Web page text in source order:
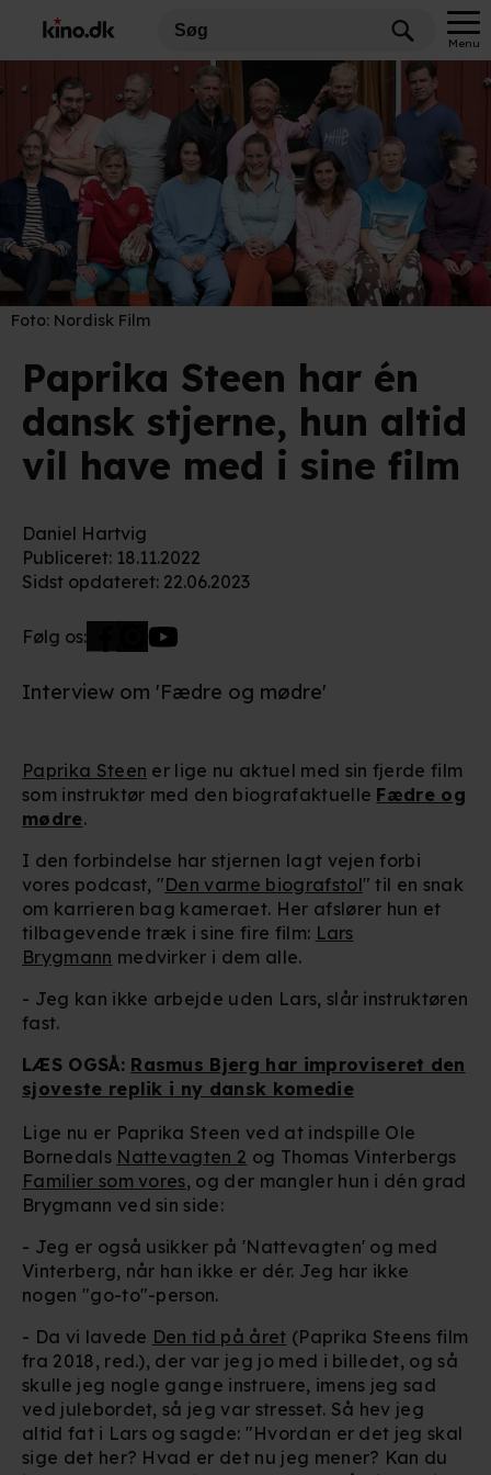
Menu
Foto: Nordisk Film
Paprika Steen har én
dansk stjerne, hun altid
vil have med i sine film
Daniel Hartvig
Publiceret: 18.11.2022
Sidst opdateret: 22.06.2023
Følg os:
Interview om 'Fædre og mødre'
Paprika Steen er lige nu aktuel med sin fjerde film
som instruktør med den biografaktuelle Fædre og
mødre.
I den forbindelse har stjernen lagt vejen forbi
vores podcast, "Den varme biografstol" til en snak
om karrieren bag kameraet. Her afslører hun et
tilbagevende træk i sine fire film: Lars
Brygmann medvirker i dem alle.
- Jeg kan ikke arbejde uden Lars, slår instruktøren
fast.
LÆS OGSÅ: Rasmus Bjerg har improviseret den
sjoveste replik i ny dansk komedie
Lige nu er Paprika Steen ved at indspille Ole
Bornedals Nattevagten 2 og Thomas Vinterbergs
Familier som vores, og der mangler hun i dén grad
Brygmann ved sin side:
- Jeg er også usikker på 'Nattevagten' og med
Vinterberg, når han ikke er dér. Jeg har ikke
nogen "go-to"-person.
- Da vi lavede Den tid på året (Paprika Steens film
fra 2018, red.), der var jeg jo med i billedet, og så
skulle jeg nogle gange instruere, imens jeg sad
ved julebordet, så jeg var stresset. Så hev jeg
altid fat i Lars og sagde: "Hvordan er det jeg skal
sige det her? Hvad er det nu jeg mener? Kan du